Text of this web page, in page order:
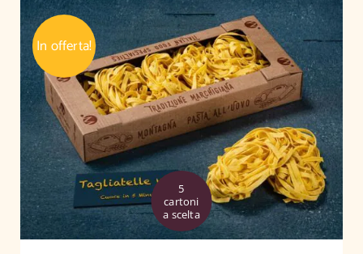
era:
270,00 €.
è:
250,00 €.
In offerta!
5
cartoni
a scelta